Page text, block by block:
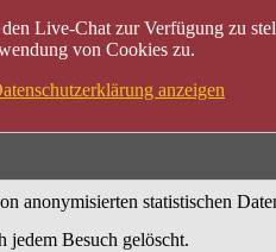
Live-Chat zur Verfügung zu
von Cookies zu.
anzeigen
statistischen
Besuch gelöscht.